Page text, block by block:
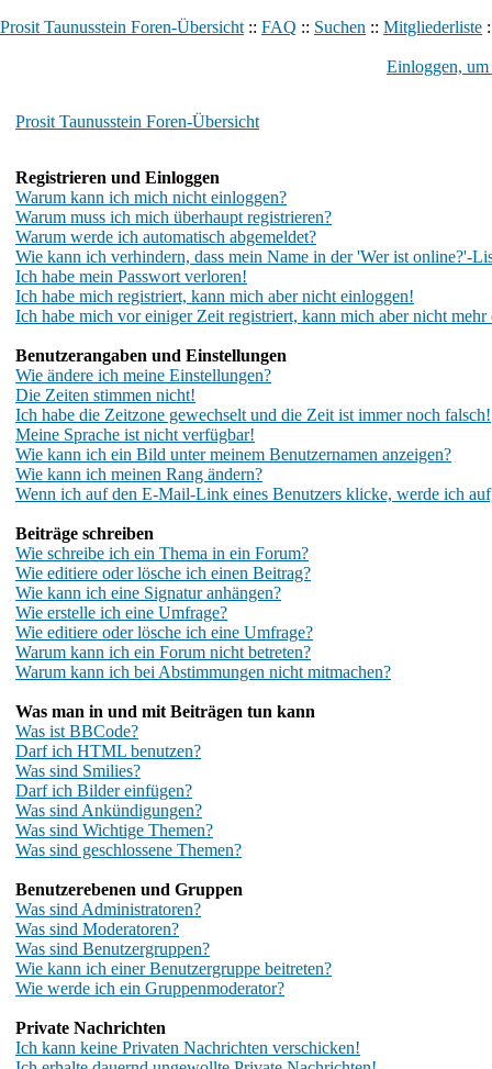
Prosit Taunusstein Foren-Übersicht :: FAQ :: Suchen :: Mitgliederliste
Einloggen,
Prosit Taunusstein Foren-Übersicht
Registrieren und Einloggen
Warum kann ich mich nicht einloggen?
Warum muss ich mich überhaupt registrieren?
Warum werde ich automatisch abgemeldet?
Wie kann ich verhindern, dass mein Name in der 'Wer ist online?'-
Ich habe mein Passwort verloren!
Ich habe mich registriert, kann mich aber nicht einloggen!
Ich habe mich vor einiger Zeit registriert, kann mich aber nicht mehr
Benutzerangaben und Einstellungen
Wie ändere ich meine Einstellungen?
Die Zeiten stimmen nicht!
Ich habe die Zeitzone gewechselt und die Zeit ist immer noch falsch!
Meine Sprache ist nicht verfügbar!
Wie kann ich ein Bild unter meinem Benutzernamen anzeigen?
Wie kann ich meinen Rang ändern?
Wenn ich auf den E-Mail-Link eines Benutzers klicke, werde ich
Beiträge schreiben
Wie schreibe ich ein Thema in ein Forum?
Wie editiere oder lösche ich einen Beitrag?
Wie kann ich eine Signatur anhängen?
Wie erstelle ich eine Umfrage?
Wie editiere oder lösche ich eine Umfrage?
Warum kann ich ein Forum nicht betreten?
Warum kann ich bei Abstimmungen nicht mitmachen?
Was man in und mit Beiträgen tun kann
Was ist BBCode?
Darf ich HTML benutzen?
Was sind Smilies?
Darf ich Bilder einfügen?
Was sind Ankündigungen?
Was sind Wichtige Themen?
Was sind geschlossene Themen?
Benutzerebenen und Gruppen
Was sind Administratoren?
Was sind Moderatoren?
Was sind Benutzergruppen?
Wie kann ich einer Benutzergruppe beitreten?
Wie werde ich ein Gruppenmoderator?
Private Nachrichten
Ich kann keine Privaten Nachrichten verschicken!